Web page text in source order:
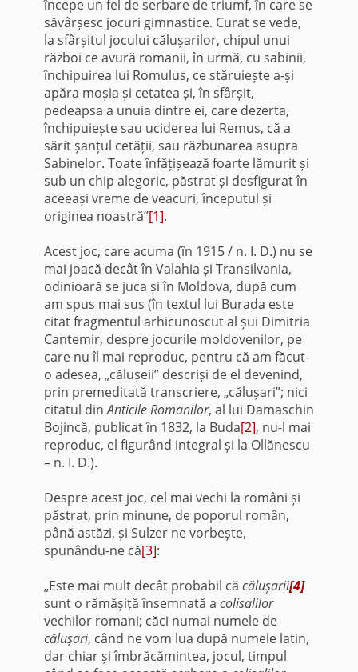
începe un fel de serbare de triumf, în care se
săvârșesc jocuri gimnastice. Curat se vede,
la sfârșitul jocului călușarilor, chipul unui
război ce avură romanii, în urmă, cu sabinii,
închipuirea lui Romulus, ce stăruiește a-și
apăra moșia și cetatea și, în sfârșit,
pedeapsa a unuia dintre ei, care dezerta,
închipuiește sau uciderea lui Remus, că a
sărit șanțul cetății, sau răzbunarea asupra
Sabinelor. Toate înfățișează foarte lămurit și
sub un chip alegoric, păstrat și desfigurat în
aceeași vreme de veacuri, începutul și
originea noastră”[1].
Acest joc, care acuma (în 1915 / n. I. D.) nu se
mai joacă decât în Valahia și Transilvania,
odinioară se juca și în Moldova, după cum
am spus mai sus (în textul lui Burada este
citat fragmentul arhicunoscut al șui Dimitria
Cantemir, despre jocurile moldovenilor, pe
care nu îl mai reproduc, pentru că am făcut-
o adesea, „călușeii” descriși de el devenind,
prin premeditată transcriere, „călușari”; nici
citatul dinAnticile Romanilor, al lui Damaschin
Bojincă, publicat în 1832, la Buda[2], nu-l mai
reproduc, el figurând integral și la Ollănescu
– n. I. D.).
Despre acest joc, cel mai vechi la români și
păstrat, prin minune, de poporul român,
până astăzi, și Sulzer ne vorbește,
spunându-ne că[3]:
„Este mai mult decât probabil că călușarii[4]
sunt o rămășiță însemnată a colisalilor
vechilor romani; căci numai numele de
călușari, când ne vom lua după numele latin,
dar chiar și îmbrăcămintea, jocul, timpul